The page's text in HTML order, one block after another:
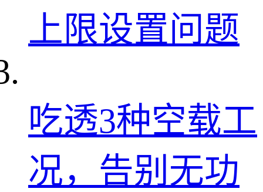
上限设置问题
吃透3种空载工
况，告别无功